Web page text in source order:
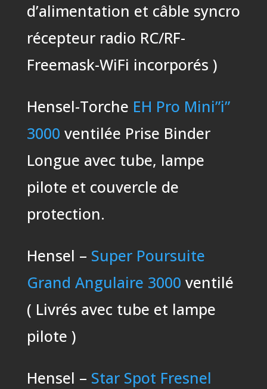
d’alimentation et câble syncro
récepteur radio RC/RF-
Freemask-WiFi incorporés )
Hensel-Torche EH Pro Mini”i”
3000 ventilée Prise Binder
Longue avec tube, lampe
pilote et couvercle de
protection.
Hensel – Super Poursuite
Grand Angulaire 3000 ventilé
( Livrés avec tube et lampe
pilote )
Hensel – Star Spot Fresnel